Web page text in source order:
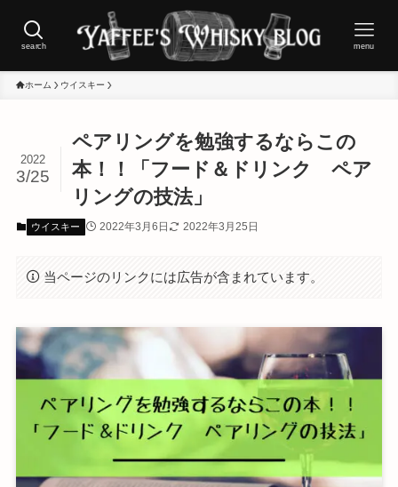
search menu
ホーム ウイスキー
ペアリングを勉強するならこの
本！！「フード＆ドリンク ペア
リングの技法」
2022
3/25
ウイスキー 2022年3月6日 2022年3月25日
当ページのリンクには広告が含まれています。